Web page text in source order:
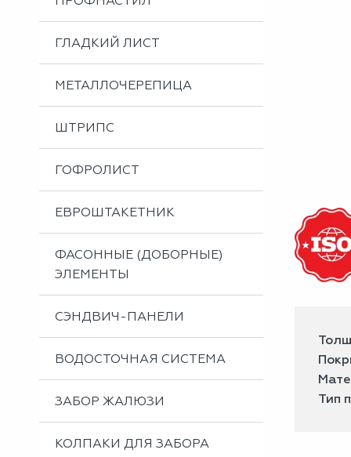
Металлоизделия
Проектирование вентилируемых фасадов
Вальцовка листового металла
ГЛАДКИЙ ЛИСТ
МЕТАЛЛОЧЕРЕПИЦА
ШТРИПС
ГОФРОЛИСТ
ЕВРОШТАКЕТНИК
ФАСОННЫЕ (ДОБОРНЫЕ)
ЭЛЕМЕНТЫ
СЭНДВИЧ-ПАНЕЛИ
ВОДОСТОЧНАЯ СИСТЕМА
ЗАБОР ЖАЛЮЗИ
КОЛПАКИ ДЛЯ ЗАБОРА
Тип